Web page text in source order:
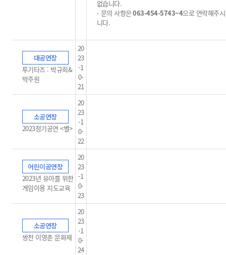
없습니다.
- 문의 사항은063-454-5743~4으로 연락해주
니다.
대공연장
투기타즈 : 박규희&
박주원
20
23
-1
0-
21
소공연장
2023정기공연 <별>
20
23
-1
0-
22
어린이공연장
2023년 유아를 위한
게임이용 지도교육
20
23
-1
0-
23
소공연장
쌍천 이영춘 문화제
20
23
-1
0-
24